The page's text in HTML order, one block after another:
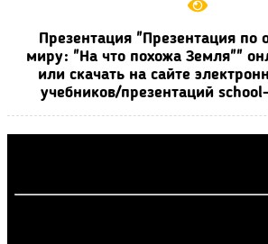
Презентация "Презентация
миру: "На что похожа Земля""
или скачать на сайте
учебников/презентаций